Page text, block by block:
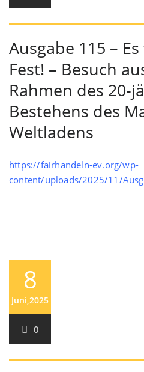
Ausgabe 115 –
Fest! – Besuch
Rahmen des 20-
Bestehens des
Weltladens
https://fairhandeln-ev.org/wp-
content/uploads/2025/11/
8
Juni,2025
0